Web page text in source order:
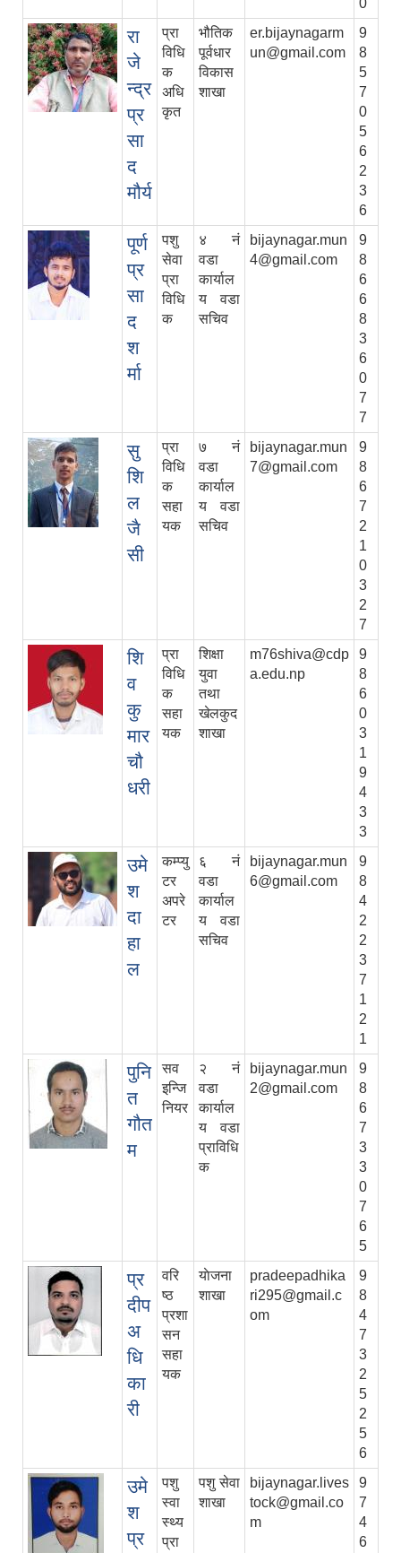
0
रा
जे
न्द्र
प्र
सा
द
मौर्य
प्रा
विधि
क
अधि
कृत
भौतिक
पूर्वधार
विकास
शाखा
er.bijaynagarm
un@gmail.com
9
8
5
7
0
5
6
2
3
6
पूर्ण
प्र
सा
द
श
र्मा
पशु
सेवा
प्रा
विधि
क
४ नं
वडा
कार्याल
य वडा
सचिव
bijaynagar.mun
4@gmail.com
9
8
6
6
8
3
6
0
7
7
सु
शि
ल
जै
सी
प्रा
विधि
क
सहा
यक
७ नं
वडा
कार्याल
य वडा
सचिव
bijaynagar.mun
7@gmail.com
9
8
6
7
2
1
0
3
2
7
शि
व
कु
मार
चौ
धरी
प्रा
विधि
क
सहा
यक
शिक्षा
युवा
तथा
खेलकुद
शाखा
m76shiva@cdp
a.edu.np
9
8
6
0
3
1
9
4
3
3
उमे
श
दा
हा
ल
कम्प्यु
टर
अपरे
टर
६ नं
वडा
कार्याल
य वडा
सचिव
bijaynagar.mun
6@gmail.com
9
8
4
2
2
3
7
1
2
1
पुनि
त
गौत
म
सव
इन्जि
नियर
२ नं
वडा
कार्याल
य वडा
प्राविधि
क
bijaynagar.mun
2@gmail.com
9
8
6
7
3
3
0
7
6
5
प्र
दीप
अ
धि
का
री
वरि
ष्ठ
प्रशा
सन
सहा
यक
याेजना
शाखा
pradeepadhika
ri295@gmail.c
om
9
8
4
7
3
2
5
2
5
6
उमे
श
प्र
पशु
स्वा
स्थ्य
प्रा
पशु सेवा
शाखा
bijaynagar.lives
tock@gmail.co
m
9
7
4
6